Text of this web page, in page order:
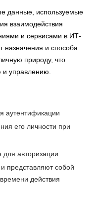
данные, используемые
взаимодействия
и сервисами в ИТ-
назначения и способа
природу, что
управлению.
аутентификации
его личности при
авторизации
представляют собой
действия